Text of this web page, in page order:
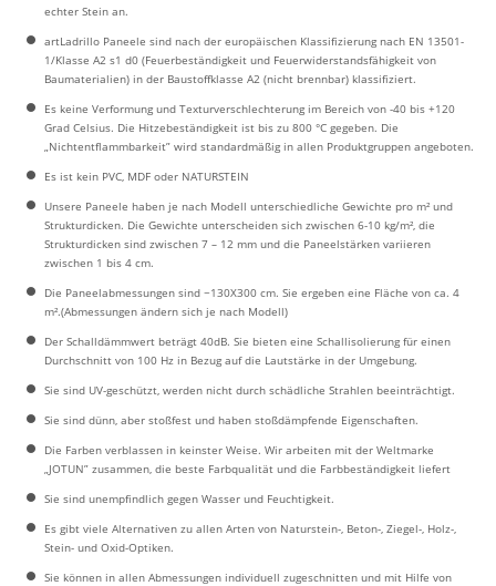
echter Stein an.
artLadrillo Paneele sind nach der europäischen Klassifizierung nach EN 13501-
1/Klasse A2 s1 d0 (Feuerbeständigkeit und Feuerwiderstandsfähigkeit von
Baumaterialien) in der Baustoffklasse A2 (nicht brennbar) klassifiziert.
Es keine Verformung und Texturverschlechterung im Bereich von -40 bis +120
Grad Celsius. Die Hitzebeständigkeit ist bis zu 800 °C gegeben. Die
„Nichtentflammbarkeit” wird standardmäßig in allen Produktgruppen angeboten.
Es ist kein PVC, MDF oder NATURSTEIN
Unsere Paneele haben je nach Modell unterschiedliche Gewichte pro m² und
Strukturdicken. Die Gewichte unterscheiden sich zwischen 6-10 kg/m², die
Strukturdicken sind zwischen 7 – 12 mm und die Paneelstärken variieren
zwischen 1 bis 4 cm.
Die Paneelabmessungen sind ~130X300 cm. Sie ergeben eine Fläche von ca. 4
m².(Abmessungen ändern sich je nach Modell)
Der Schalldämmwert beträgt 40dB. Sie bieten eine Schallisolierung für einen
Durchschnitt von 100 Hz in Bezug auf die Lautstärke in der Umgebung.
Sie sind UV-geschützt, werden nicht durch schädliche Strahlen beeinträchtigt.
Sie sind dünn, aber stoßfest und haben stoßdämpfende Eigenschaften.
Die Farben verblassen in keinster Weise. Wir arbeiten mit der Weltmarke
„JOTUN” zusammen, die beste Farbqualität und die Farbbeständigkeit liefert
Sie sind unempfindlich gegen Wasser und Feuchtigkeit.
Es gibt viele Alternativen zu allen Arten von Naturstein-, Beton-, Ziegel-, Holz-,
Stein- und Oxid-Optiken.
Sie können in allen Abmessungen individuell zugeschnitten und mit Hilfe von